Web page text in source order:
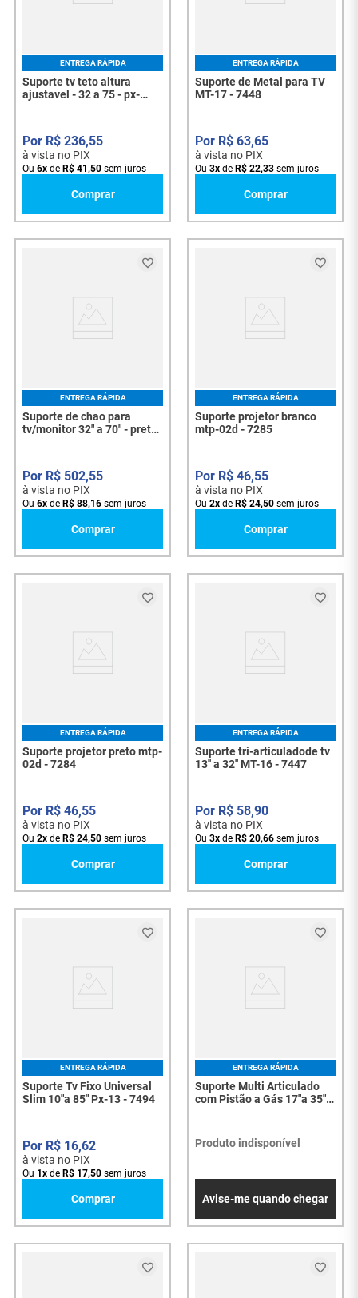
ENTREGA RÁPIDA
Suporte tv teto altura
ajustavel - 32 a 75 - px-
R$ 236,55
à vista no PIX
Ou 6x de R$ 41 ,50 sem juros
Comprar
ENTREGA RÁPIDA
Suporte de Metal para TV
MT-17 - 7448
R$ 63,65
à vista no PIX
Ou 3x de R$ 22,33 sem juros
Comprar
ENTREGA RÁPIDA
Suporte de chao para
tv/monitor 32" a 70" - preto
R$ 502,55
à vista no PIX
Ou 6x de R$ 88,16 sem juros
Comprar
ENTREGA RÁPIDA
Suporte projetor branco
mtp-02d - 7285
R$ 46,55
à vista no PIX
Ou 2x de R$ 24,50 sem juros
Comprar
ENTREGA RÁPIDA
Suporte projetor preto mtp-
02d - 7284
R$ 46,55
à vista no PIX
Ou 2x de R$ 24,50 sem juros
Comprar
ENTREGA RÁPIDA
Suporte tri-articuladode tv
13'' a 32'' MT-16 - 7447
R$ 58,90
à vista no PIX
Ou 3x de R$ 20,66 sem juros
Comprar
ENTREGA RÁPIDA
Suporte Tv Fixo Universal
Slim 10"a 85" Px-13 - 7494
R$ 16,62
à vista no PIX
Ou 1x de R$ 17,50 sem juros
Comprar
ENTREGA RÁPIDA
Suporte Multi Articulado
com Pistão a Gás 17"a 35"
Produto indisponível
Avise-me quando chegar